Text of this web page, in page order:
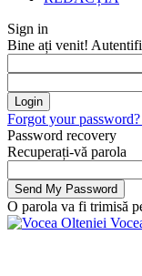
Sign in
Bine ați venit!
Forgot your
Password recovery
Recuperați-vă parola
O parola va fi trimisă